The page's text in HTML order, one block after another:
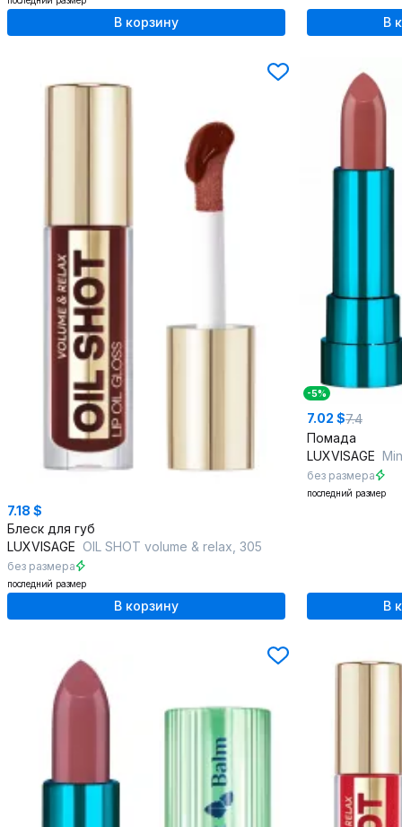
В корзину В
7.18 $
Блеск для губ
LUXVISAGE OIL SHOT volume & relax, 305
без размера
последний размер
В корзину
-5%
7.02 $7.4
Помада
LUXVISAGE
без размера
последний размер
В